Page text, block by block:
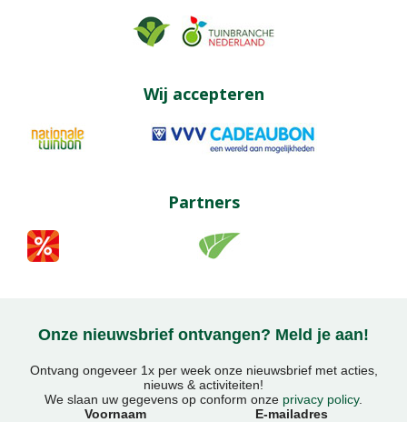
Wij accepteren
Partners
Onze nieuwsbrief ontvangen? Meld je aan!
Ontvang ongeveer 1x per week onze nieuwsbrief met acties,
nieuws & activiteiten!
We slaan uw gegevens op conform onze privacy policy.
Voornaam
E-mailadres